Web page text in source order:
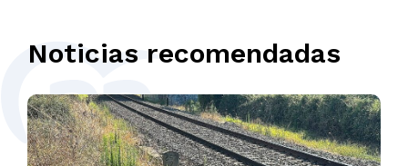
Noticias recomendadas